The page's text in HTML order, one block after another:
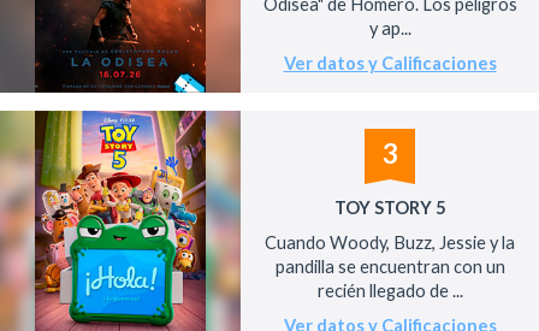
y ap...
Ver datos y Calificaciones
3
TOY STORY 5
Cuando Woody, Buzz, Jessie y la
pandilla se encuentran con un
recién llegado de ...
Ver datos y Calificaciones